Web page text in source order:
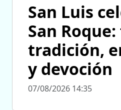
San Luis
San Roque:
tradición,
y devoción
07/08/2026 14:35